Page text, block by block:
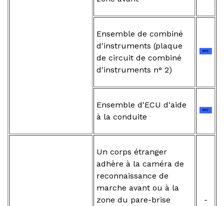
Ensemble de combiné
d'instruments (plaque
de circuit de combiné
d'instruments n° 2)
Ensemble d'ECU d'aide
à la conduite
Un corps étranger
adhère à la caméra de
reconnaissance de
marche avant ou à la
zone du pare-brise
-